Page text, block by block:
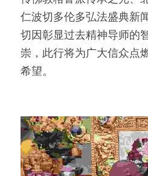
仁波切多伦多弘法盛典新
切因彰显过去精神导师的
崇，此行将为广大信众点
希望。